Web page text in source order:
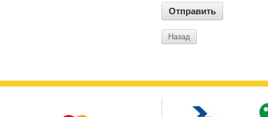
Назад